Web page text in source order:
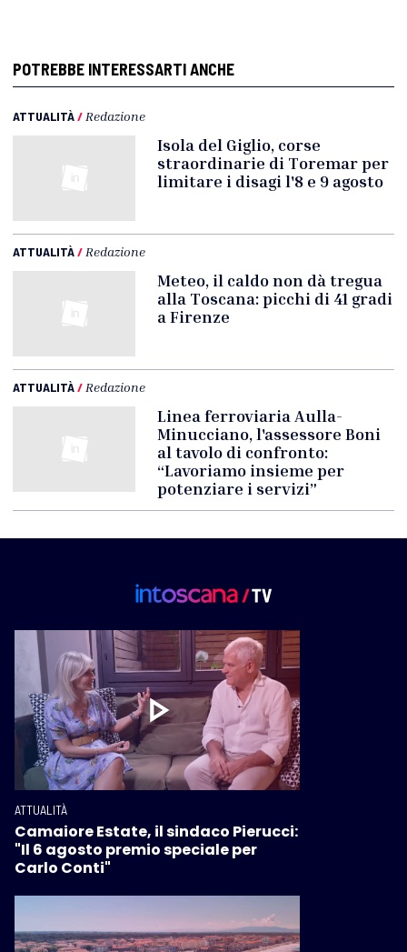
POTREBBE INTERESSARTI ANCHE
ATTUALITÀ/ Redazione
Isola del Giglio, corse
straordinarie di Toremar per
limitare i disagi l'8 e 9 agosto
ATTUALITÀ/ Redazione
Meteo, il caldo non dà tregua
alla Toscana: picchi di 41 gradi
a Firenze
ATTUALITÀ/ Redazione
Linea ferroviaria Aulla-
Minucciano, l'assessore Boni
al tavolo di confronto:
“Lavoriamo insieme per
potenziare i servizi”
ATTUALITÀ
Camaiore Estate, il sindaco Pierucci:
"Il 6 agosto premio speciale per
Carlo Conti"